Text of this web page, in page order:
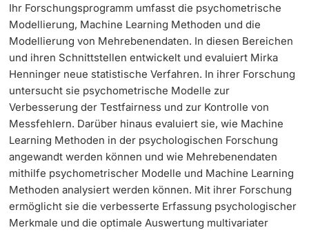
Ihr Forschungsprogramm umfasst die psychometrische
Modellierung, Machine Learning Methoden und die
Modellierung von Mehrebenendaten. In diesen Bereichen
und ihren Schnittstellen entwickelt und evaluiert Mirka
Henninger neue statistische Verfahren. In ihrer Forschung
untersucht sie psychometrische Modelle zur
Verbesserung der Testfairness und zur Kontrolle von
Messfehlern. Darüber hinaus evaluiert sie, wie Machine
Learning Methoden in der psychologischen Forschung
angewandt werden können und wie Mehrebenendaten
mithilfe psychometrischer Modelle und Machine Learning
Methoden analysiert werden können. Mit ihrer Forschung
ermöglicht sie die verbesserte Erfassung psychologischer
Merkmale und die optimale Auswertung multivariater